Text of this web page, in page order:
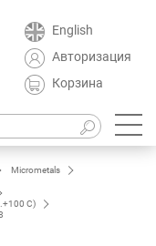
English
Авторизация
Корзина
Micrometals
C)